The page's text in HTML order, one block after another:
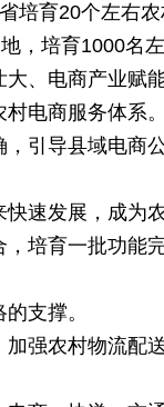
培育20个左右
，培育1000名
、电商产业赋
电商服务体系。
引导县域电商
速发展，成为
培育一批功能
支撑。
强农村物流配